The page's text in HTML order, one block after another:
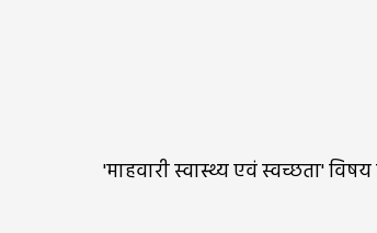
'माहवारी स्वास्थ्य एवं स्वच्छता'